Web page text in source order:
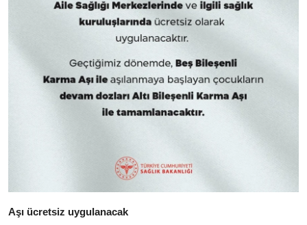
Aşı ücretsiz uygulanacak